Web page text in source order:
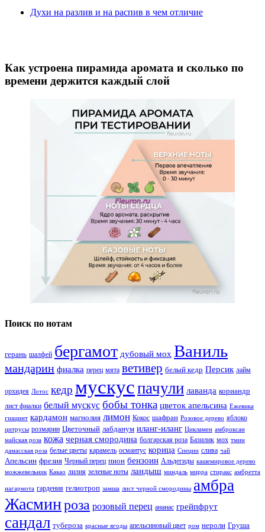
Духи на разлив и на распив в чем отличие
Как устроена пирамида аромата и сколько по
времени держится каждый слой
Поиск по нотам
герань шалфей бергамот дубовый мох Ваниль
мандарин фиалка перец мята ветивер белый кедр Персик лайм
орхидея Лотос кедр мускуспачули лаванда кориандр
лист фиалки белый мускус бобы тонка цветок апельсина Ежевика
гиацинт кардамон магнолия лимон Кокос шафран Розовое дерево яблоко
цитрусы розмарин Цветочный лабданум иланг-иланг Цикламен амброксан
майская роза кожа черная смородина болгарская роза Базилик мох тмин
дамасская роза белые цветы карамель османтус корица Специи слива чай
Апельсин фрезия Черный перец пион бензоин Альдегиды кашемировое дерево
можжевельник Какао лилия зеленые ноты ландыш миндаль мирра стиракс амбретта
нагармота гардения гелиотроп замша лист черной смородины амбра
Жасминроза розовый перец ананас грейпфрут
сандал тубероза красные ягоды апельсиновый цвет ром нероли Груша